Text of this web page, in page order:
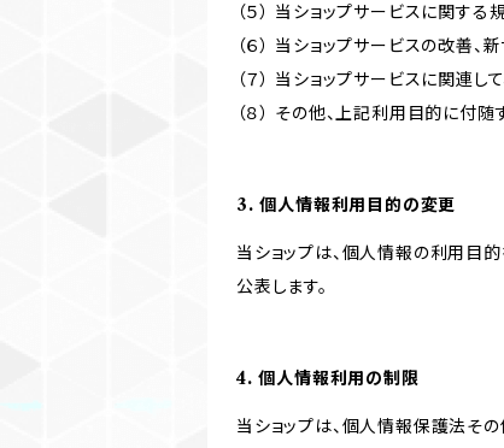
（５） 当ショップサービスに関す
（６） 当ショップサービスの改善
（７） 当ショップサービスに関連
（８） その他、上記利用目的に付
3. 個人情報利用目的の変更
当ショップは、個人情報の利用目
公表します。
4. 個人情報利用の制限
当ショップは、個人情報保護法そ